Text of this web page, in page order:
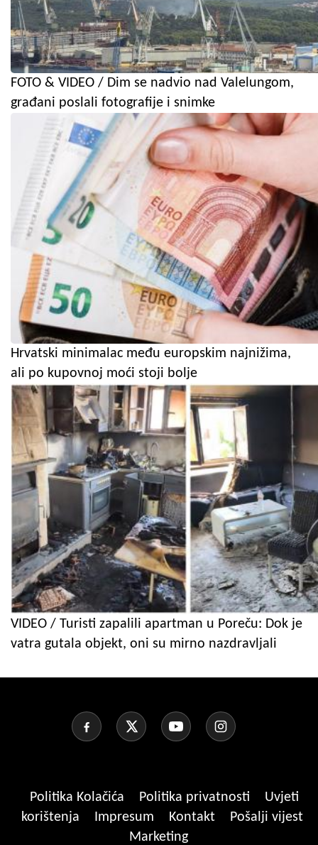
FOTO & VIDEO / Dim se nadvio nad Valelungom,
građani poslali fotografije i snimke
Hrvatski minimalac među europskim najnižima,
ali po kupovnoj moći stoji bolje
VIDEO / Turisti zapalili apartman u Poreču: Dok je
vatra gutala objekt, oni su mirno nazdravljali
Politika Kolačića Politika privatnosti
Uvjeti
korištenja
Impresum Kontakt
Pošalji vijest
Marketing